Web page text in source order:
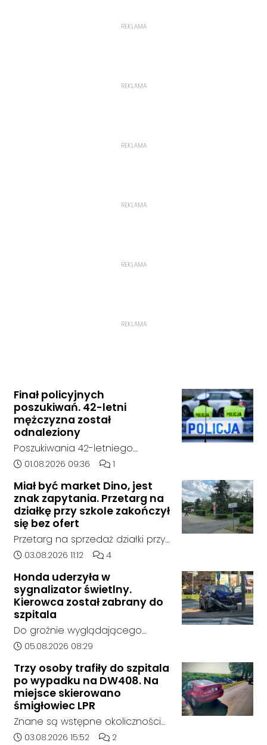
REKLAMA
REKLAMA
REKLAMA
REKLAMA
REKLAMA
REKLAMA
Finał policyjnych
poszukiwań. 42-letni
mężczyzna został
odnaleziony
Poszukiwania 42-letniego
mężczyzny zostały zakończone.
policja, został on odnaleziony w
sobotę, 1 sierpnia, na terenie
kompleksu leśnego w powiecie
raciborskim, w województwie
śląskim.
Data dodania artykułu:
01.08.2026 09:36 Liczba komentarzy artykułu:
1
Miał być market Dino, jest
znak zapytania. Przetarg na
działkę przy szkole zakończył
się bez ofert
Przetarg na sprzedaż działki przy
Zespole Szkół Technicznych i
Kędzierzynie-Koźlu zakończył się
bez rozstrzygnięcia. Mimo
wcześniejszego zainteresowania
terenem ze strony sieci Dino, do
postępowania nie zgłosił się
żaden oferent.
Data dodania artykułu:
03.08.2026 11:12 Liczba komentarzy artykułu:
4
Honda uderzyła w
sygnalizator świetlny.
Kierowca został zabrany do
szpitala
Do groźnie wyglądającego
zdarzenia drogowego doszło w
godziny 6:30 kierujący
samochodem marki Honda
zjechał z drogi i uderzył w
sygnalizator świetlny.
Data dodania artykułu:
05.08.2026 08:29
Trzy osoby trafiły do szpitala
po wypadku na DW408. Na
miejsce skierowano
śmigłowiec LPR
Znane są wstępne okoliczności
zdarzenia drogowego, do
Data dodania artykułu:
03.08.2026 15:52 Liczba komentarzy artykułu:
2